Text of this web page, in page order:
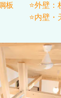
鋼板 ⭐外壁：
畳 ⭐内壁・